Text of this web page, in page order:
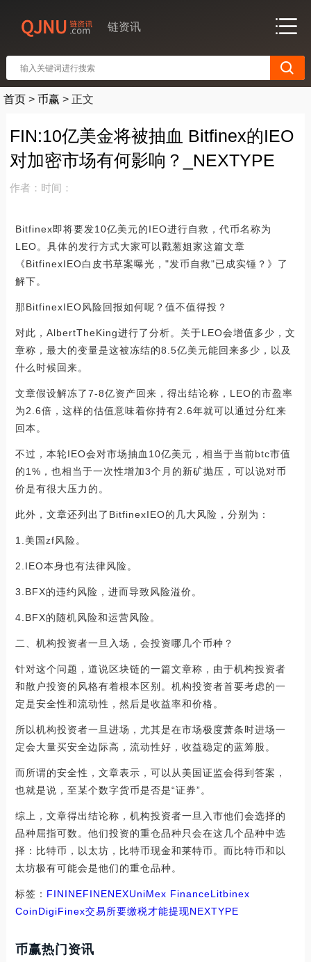
链资讯
首页 > 币赢 > 正文
FIN:10亿美金将被抽血 Bitfinex的IEO
对加密市场有何影响？_NEXTYPE
作者： 时间：
Bitfinex即将要发10亿美元的IEO进行自救，代币名称为
LEO。具体的发行方式大家可以戳葱姐家这篇文章
《BitfinexIEO白皮书草案曝光，"发币自救"已成实锤？》了
解下。
那BitfinexIEO风险回报如何呢？值不值得投？
对此，AlbertTheKing进行了分析。关于LEO会增值多少，文
章称，最大的变量是这被冻结的8.5亿美元能回来多少，以及
什么时候回来。
文章假设解冻了7-8亿资产回来，得出结论称，LEO的市盈率
为2.6倍，这样的估值意味着你持有2.6年就可以通过分红来
回本。
不过，本轮IEO会对市场抽血10亿美元，相当于当前btc市值
的1%，也相当于一次性增加3个月的新矿抛压，可以说对币
价是有很大压力的。
此外，文章还列出了BitfinexIEO的几大风险，分别为：
1.美国zf风险。
2.IEO本身也有法律风险。
3.BFX的违约风险，进而导致风险溢价。
4.BFX的随机风险和运营风险。
二、机构投资者一旦入场，会投资哪几个币种？
针对这个问题，道说区块链的一篇文章称，由于机构投资者
和散户投资的风格有着根本区别。机构投资者首要考虑的一
定是安全性和流动性，然后是收益率和价格。
所以机构投资者一旦进场，尤其是在市场极度萧条时进场一
定会大量买安全边际高，流动性好，收益稳定的蓝筹股。
而所谓的安全性，文章表示，可以从美国证监会得到答案，
也就是说，至某个数字货币是否是“证券”。
综上，文章得出结论称，机构投资者一旦入市他们会选择的
品种屈指可数。他们投资的重仓品种只会在这几个品种中选
择：比特币，以太坊，比特币现金和莱特币。而比特币和以
太坊极有可能会是他们的重仓品种。
标签： FININEFINENEXUniMex FinanceLitbinex
CoinDigiFinex交易所要缴税才能提现NEXTYPE
币赢热门资讯